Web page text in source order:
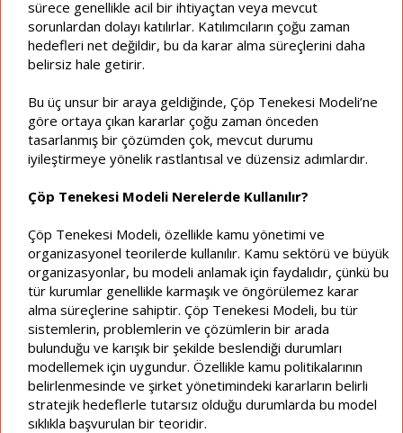
sürece genellikle acil bir ihtiyaçtan veya mevcut
sorunlardan dolayı katılırlar. Katılımcıların çoğu zaman
hedefleri net değildir, bu da karar alma süreçlerini daha
belirsiz hale getirir.
Bu üç unsur bir araya geldiğinde, Çöp Tenekesi Modeli’ne
göre ortaya çıkan kararlar çoğu zaman önceden
tasarlanmış bir çözümden çok, mevcut durumu
iyileştirmeye yönelik rastlantısal ve düzensiz adımlardır.
Çöp Tenekesi Modeli Nerelerde Kullanılır?
Çöp Tenekesi Modeli, özellikle kamu yönetimi ve
organizasyonel teorilerde kullanılır. Kamu sektörü ve büyük
organizasyonlar, bu modeli anlamak için faydalıdır, çünkü bu
tür kurumlar genellikle karmaşık ve öngörülemez karar
alma süreçlerine sahiptir. Çöp Tenekesi Modeli, bu tür
sistemlerin, problemlerin ve çözümlerin bir arada
bulunduğu ve karışık bir şekilde beslendiği durumları
modellemek için uygundur. Özellikle kamu politikalarının
belirlenmesinde ve şirket yönetimindeki kararların belirli
stratejik hedeflerle tutarsız olduğu durumlarda bu model
sıklıkla başvurulan bir teoridir.